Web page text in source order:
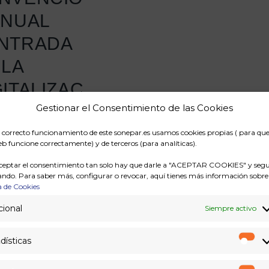
Gestionar el Consentimiento de las Cookies
correcto funcionamiento de este sonepar.es usamos cookies propias ( para que
funcione correctamente) y de terceros (para analíticas).
el consentimiento tan solo hay que darle a "ACEPTAR COOKIES" y
Para saber más, configurar o revocar, aquí tienes más información sobre
de Cookies
Siempre activo
Y EL
1 y 2 de junio
anual en el
de A Coruña. La